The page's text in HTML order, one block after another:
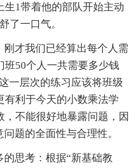
生1带着他的部队开始主动
了一口气。
才我们已经算出每个人需
班50个人一共需要多少钱
一层次的练习应该将班级
有利于今天的小数乘法学
不能很好地暴露问题，因
题的全面性与合理性。
思考：根据“新基础教